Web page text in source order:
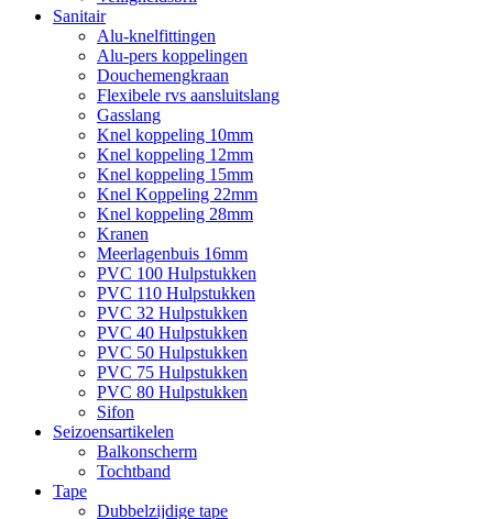
Sanitair
Alu-knelfittingen
Alu-pers koppelingen
Douchemengkraan
Flexibele rvs aansluitslang
Gasslang
Knel koppeling 10mm
Knel koppeling 12mm
Knel koppeling 15mm
Knel Koppeling 22mm
Knel koppeling 28mm
Kranen
Meerlagenbuis 16mm
PVC 100 Hulpstukken
PVC 110 Hulpstukken
PVC 32 Hulpstukken
PVC 40 Hulpstukken
PVC 50 Hulpstukken
PVC 75 Hulpstukken
PVC 80 Hulpstukken
Sifon
Seizoensartikelen
Balkonscherm
Tochtband
Tape
Dubbelzijdige tape